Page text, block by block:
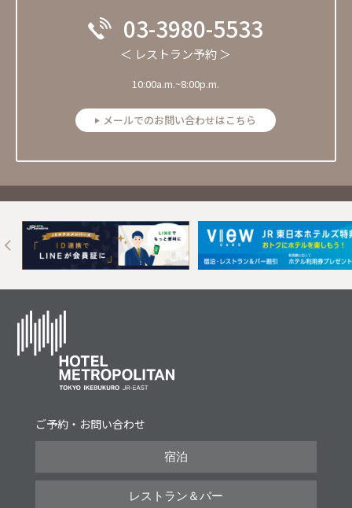
03-3980-5533
＜ レストラン予約 ＞
10:00a.m.~8:00p.m.
メールでのお問い合わせはこちら
Next
ご予約・お問い合わせ
宿泊
レストラン＆バー